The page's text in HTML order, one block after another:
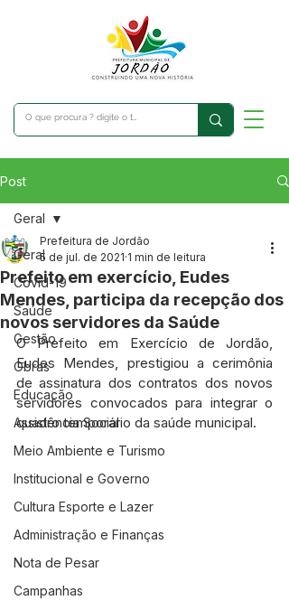
Post
Geral
Covid-19
Saúde
Gestão
Obras
Educação
Assistência Social
Meio Ambiente e Turismo
Institucional e Governo
Cultura Esporte e Lazer
Administração e Finanças
Nota de Pesar
Campanhas
Geral
Prefeito em exercício, Eudes
Mendes, participa da recepção dos
novos servidores da Saúde
Prefeitura de Jordão
5 de jul. de 2021 1 min de leitura
O Prefeito em Exercício de Jordão,
Eudes Mendes, prestigiou a cerimônia
de assinatura dos contratos dos novos
servidores convocados para integrar o
quadro temporário da saúde municipal.